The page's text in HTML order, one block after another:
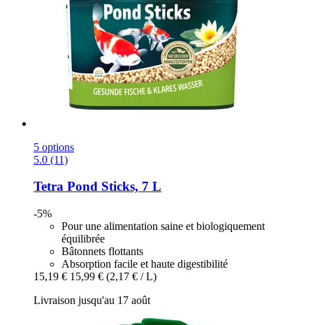
5 options
5.0 (11)
Tetra Pond Sticks, 7 L
-5%
Pour une alimentation saine et biologiquement
équilibrée
Bâtonnets flottants
Absorption facile et haute digestibilité
15,19 € 15,99 € (2,17 € / L)
Livraison jusqu'au 17 août